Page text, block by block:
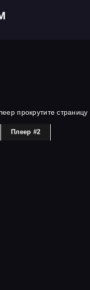
прокрутите страницу
Плеер #2